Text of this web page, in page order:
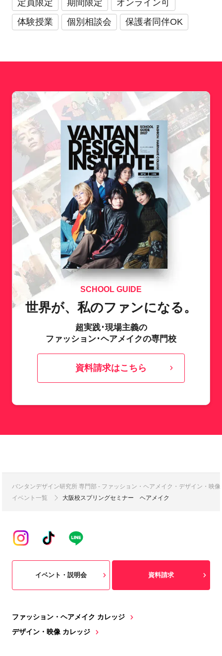
定員限定 期間限定
オンライン可
体験授業
個別相談会 保護者同伴OK
SCHOOL GUIDE
世界が、私のファンになる。
超実践･現場主義の
ファッション･ヘアメイクの専門校
資料請求はこちら
バンタンデザイン研究所 専門部 - ファッション・ヘアメイク・デザイン・映
イベント一覧
大阪校スプリングセミナー ヘアメイク
ファッション・ヘアメイク カレッジ
デザイン・映像 カレッジ
イベント・説明会 資料請求